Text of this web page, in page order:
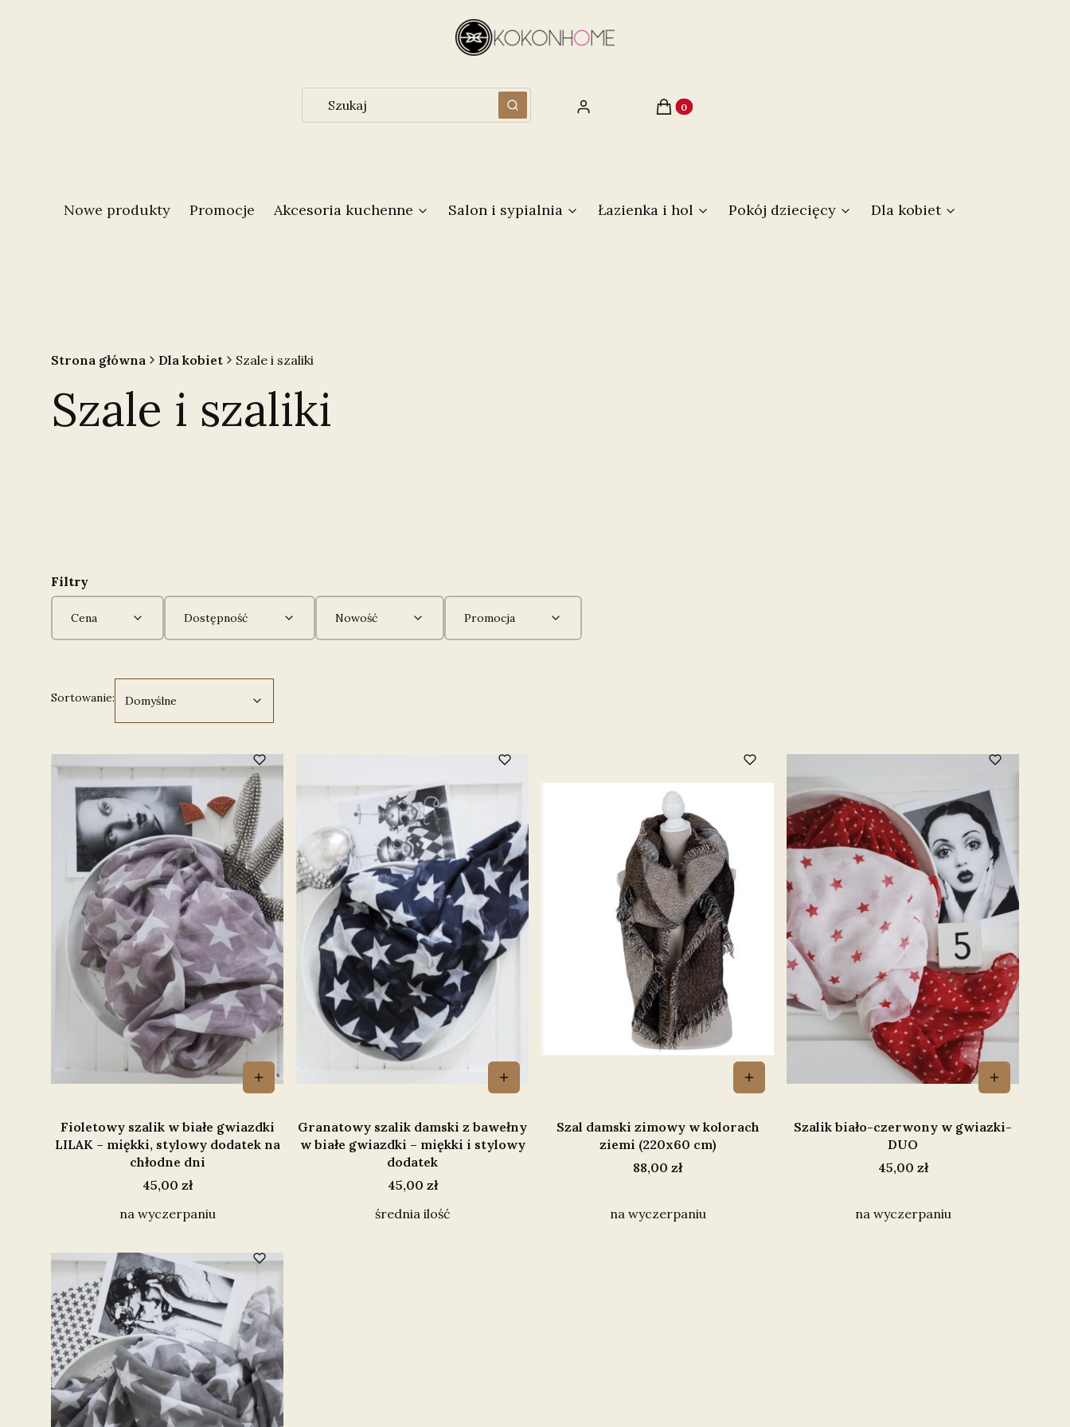
WyczyśćSzukaj Zaloguj się Produkty w koszyku: 0. Zobacz szczegóły
Koszyk
Nowe produkty Promocje Akcesoria kuchenne Salon i sypialnia Łazienka i hol Pokój dziecięcy Dla kobiet
Strona główna Dla kobiet Szale i szaliki
Szale i szaliki
Filtry
Cena Dostępność Nowość Promocja
Lista produktów
Sortowanie: Domyślne
Domyślne
Fioletowy szalik w białe gwiazdki
LILAK – miękki, stylowy dodatek na
chłodne dni
Cena
45,00 zł
na wyczerpaniu
Granatowy szalik damski z bawełny
w białe gwiazdki – miękki i stylowy
dodatek
Cena
45,00 zł
średnia ilość
Szal damski zimowy w kolorach
ziemi (220x60 cm)
Cena
88,00 zł
na wyczerpaniu
Szalik biało-czerwony w gwiazki-
DUO
Cena
45,00 zł
na wyczerpaniu